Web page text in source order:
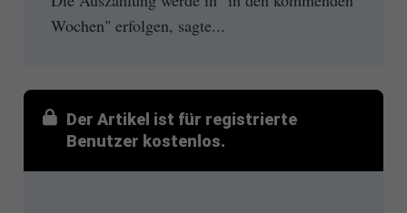
Wochen" erfolgen, sagte...
Der Artikel ist für registrierte
Benutzer kostenlos.